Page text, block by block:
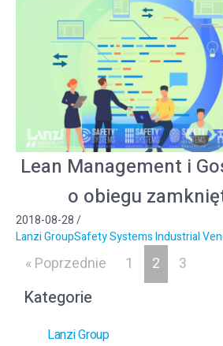
Lean Management i
o obiegu
2018-08-28/
Lanzi GroupSafety Systems Industrial
« Poprzednie 1 2 3
Kategorie
Lanzi Group